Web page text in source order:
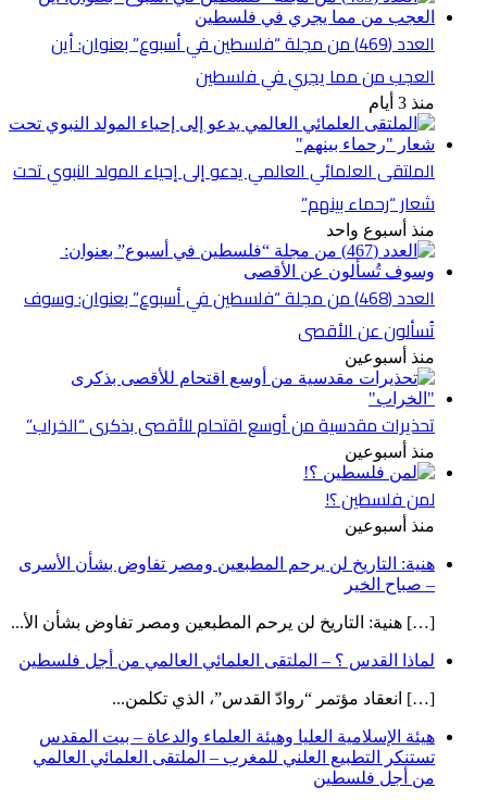
العدد (469) من مجلة “فلسطين في أسبوع” بعنوان: أين
العجب من مما يجري في فلسطين
منذ 3 أيام
الملتقى العلمائي العالمي يدعو إلى إحياء المولد النبوي تحت
شعار “رحماء بينهم”
منذ أسبوع واحد
العدد (468) من مجلة “فلسطين في أسبوع” بعنوان: وسوف
تُسألون عن الأقصى
منذ أسبوعين
تحذيرات مقدسية من أوسع اقتحام للأقصى بذكرى “الخراب”
منذ أسبوعين
لمن فلسطين ؟!
منذ أسبوعين
هنية: التاريخ لن يرحم المطبعين ومصر تفاوض بشأن الأسرى
– صباح الخير
[…] هنية: التاريخ لن يرحم المطبعين ومصر تفاوض بشأن الأ...
لماذا القدس ؟ – الملتقى العلمائي العالمي من أجل فلسطين
[…] انعقاد مؤتمر “روادّ القدس”، الذي تكلمن...
هيئة الإسلامية العليا وهيئة العلماء والدعاة – بيت المقدس
تستنكر التطبيع العلني للمغرب – الملتقى العلمائي العالمي
من أجل فلسطين